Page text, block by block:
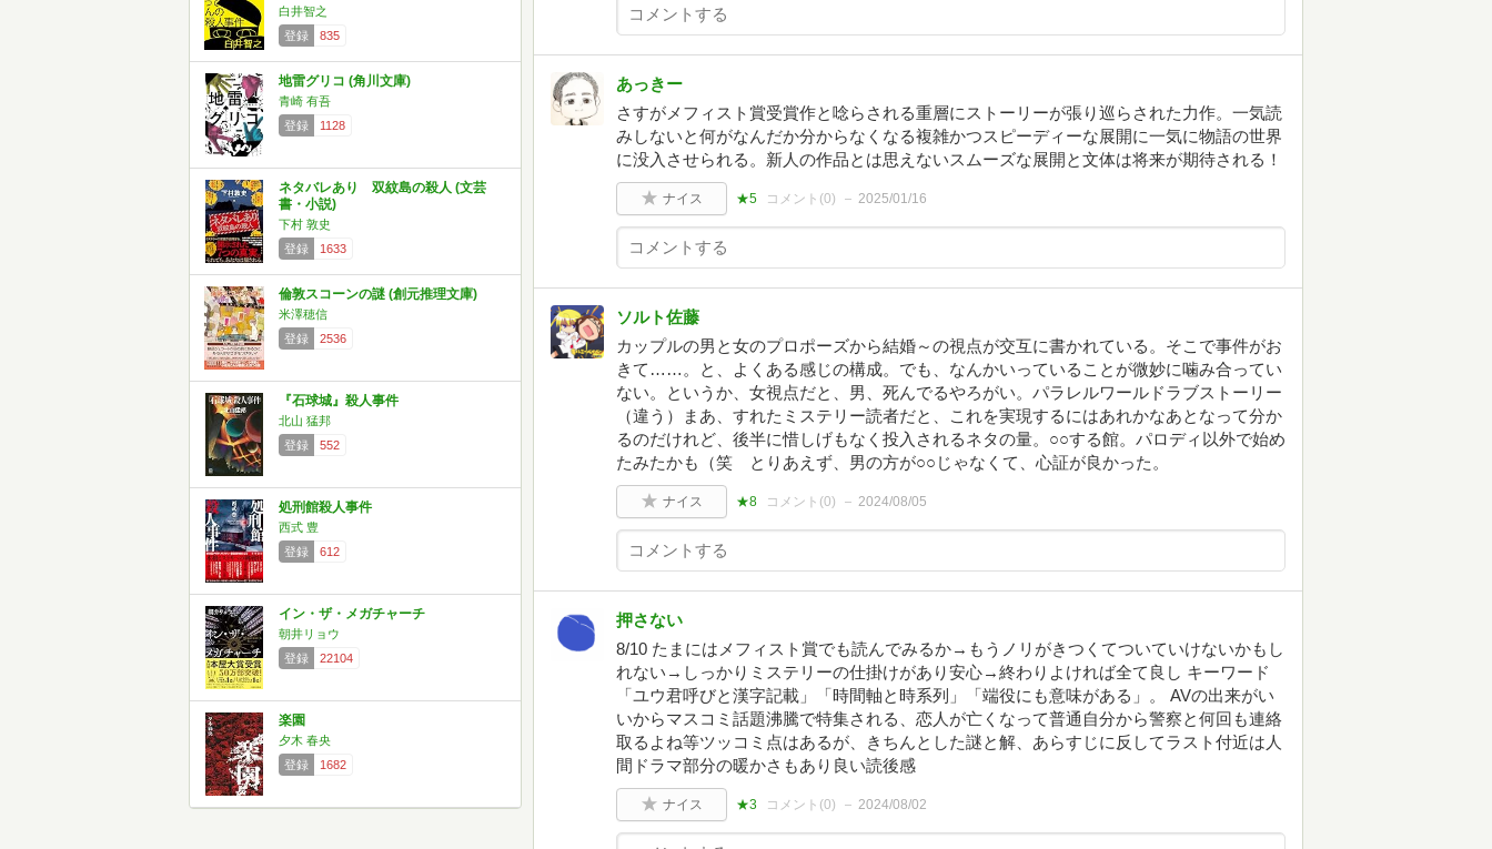
白井智之
登録
835
地雷グリコ (角川文庫)
青崎 有吾
登録
1128
ネタバレあり 双紋島の殺人 (文芸
書・小説)
下村 敦史
登録
1633
倫敦スコーンの謎 (創元推理文庫)
米澤穂信
登録
2536
『石球城』殺人事件
北山 猛邦
登録
552
処刑館殺人事件
西式 豊
登録
612
イン・ザ・メガチャーチ
朝井リョウ
登録
22104
楽園
夕木 春央
登録
1682
あっきー
さすがメフィスト賞受賞作と唸らされる重層にストーリーが張り巡らされた力作。一気読
みしないと何がなんだか分からなくなる複雑かつスピーディーな展開に一気に物語の世界
に没入させられる。新人の作品とは思えないスムーズな展開と文体は将来が期待される！
ナイス ★5 コメント(0) 2025/01/16
ソルト佐藤
カップルの男と女のプロポーズから結婚～の視点が交互に書かれている。そこで事件がお
きて……。と、よくある感じの構成。でも、なんかいっていることが微妙に噛み合ってい
ない。というか、女視点だと、男、死んでるやろがい。パラレルワールドラブストーリー
（違う）まあ、すれたミステリー読者だと、これを実現するにはあれかなあとなって分か
るのだけれど、後半に惜しげもなく投入されるネタの量。○○する館。パロディ以外で始め
たみたかも（笑 とりあえず、男の方が○○じゃなくて、心証が良かった。
ナイス ★8 コメント(0) 2024/08/05
押さない
8/10 たまにはメフィスト賞でも読んでみるか→もうノリがきつくてついていけないかもし
れない→しっかりミステリーの仕掛けがあり安心→終わりよければ全て良し キーワード
「ユウ君呼びと漢字記載」「時間軸と時系列」「端役にも意味がある」。 AVの出来がい
いからマスコミ話題沸騰で特集される、恋人が亡くなって普通自分から警察と何回も連絡
取るよね等ツッコミ点はあるが、きちんとした謎と解、あらすじに反してラスト付近は人
間ドラマ部分の暖かさもあり良い読後感
ナイス ★3 コメント(0) 2024/08/02